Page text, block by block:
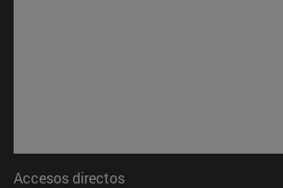
Accesos directos